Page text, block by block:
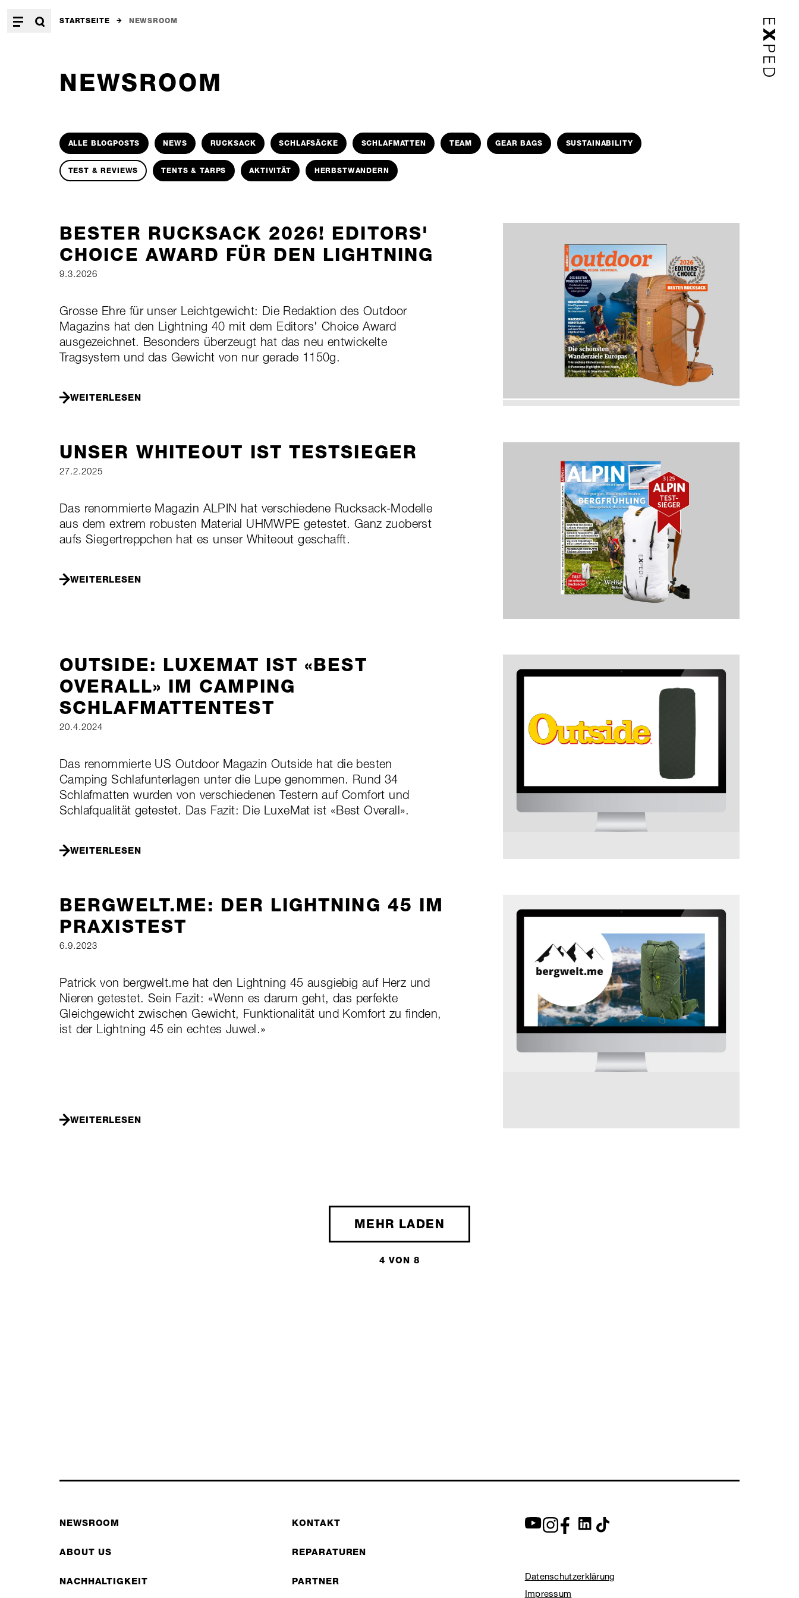
STARTSEITE NEWSROOM
NEWSROOM
ALLE BLOGPOSTS NEWS RUCKSACK SCHLAFSÄCKE SCHLAFMATTEN TEAM GEAR BAGS SUSTAINABILITY
TEST & REVIEWS TENTS & TARPS AKTIVITÄT HERBSTWANDERN
BESTER RUCKSACK 2026! EDITORS'
CHOICE AWARD FÜR DEN LIGHTNING
9.3.2026
Grosse Ehre für unser Leichtgewicht: Die Redaktion des Outdoor
Magazins hat den Lightning 40 mit dem Editors' Choice Award
ausgezeichnet. Besonders überzeugt hat das neu entwickelte
Tragsystem und das Gewicht von nur gerade 1150g.
WEITERLESEN
UNSER WHITEOUT IST TESTSIEGER
27.2.2025
Das renommierte Magazin ALPIN hat verschiedene Rucksack-Modelle
aus dem extrem robusten Material UHMWPE getestet. Ganz zuoberst
aufs Siegertreppchen hat es unser Whiteout geschafft.
WEITERLESEN
OUTSIDE: LUXEMAT IST «BEST
OVERALL» IM CAMPING
SCHLAFMATTENTEST
20.4.2024
Das renommierte US Outdoor Magazin Outside hat die besten
Camping Schlafunterlagen unter die Lupe genommen. Rund 34
Schlafmatten wurden von verschiedenen Testern auf Comfort und
Schlafqualität getestet. Das Fazit: Die LuxeMat ist «Best Overall».
WEITERLESEN
BERGWELT.ME: DER LIGHTNING 45 IM
PRAXISTEST
6.9.2023
Patrick von bergwelt.me hat den Lightning 45 ausgiebig auf Herz und
Nieren getestet. Sein Fazit: «Wenn es darum geht, das perfekte
Gleichgewicht zwischen Gewicht, Funktionalität und Komfort zu finden,
ist der Lightning 45 ein echtes Juwel.»
WEITERLESEN
MEHR LADEN
4 VON 8
NEWSROOM
ABOUT US
NACHHALTIGKEIT
KONTAKT
REPARATUREN
PARTNER
Datenschutzerklärung
Impressum